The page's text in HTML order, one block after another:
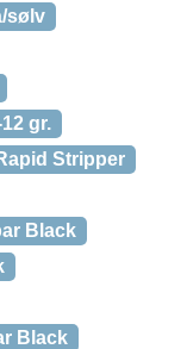
sølv
gr.
Stripper
Black
Black